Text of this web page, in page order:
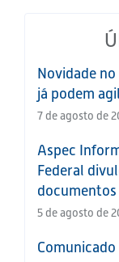
Novidade
já podem
7 de agosto de
Aspec
Federal
5 de agosto de